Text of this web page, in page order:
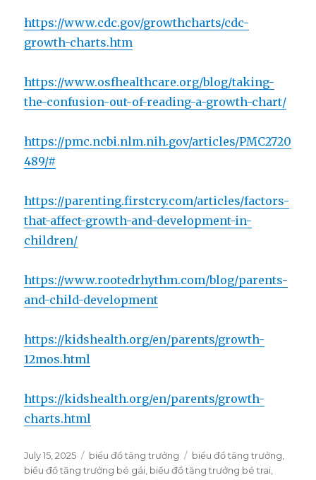
https://www.cdc.gov/growthcharts/cdc-
growth-charts.htm
https://www.osfhealthcare.org/blog/taking-
the-confusion-out-of-reading-a-growth-chart/
https://pmc.ncbi.nlm.nih.gov/articles/PMC2720
489/#
https://parenting.firstcry.com/articles/factors-
that-affect-growth-and-development-in-
children/
https://www.rootedrhythm.com/blog/parents-
and-child-development
https://kidshealth.org/en/parents/growth-
12mos.html
https://kidshealth.org/en/parents/growth-
charts.html
Posted
on
July 15, 2025 Categories
biểu đồ tăng trưởng Tags
biểu đồ tăng trưởng
biểu đồ tăng trưởng bé gái biểu đồ tăng trưởng bé trai